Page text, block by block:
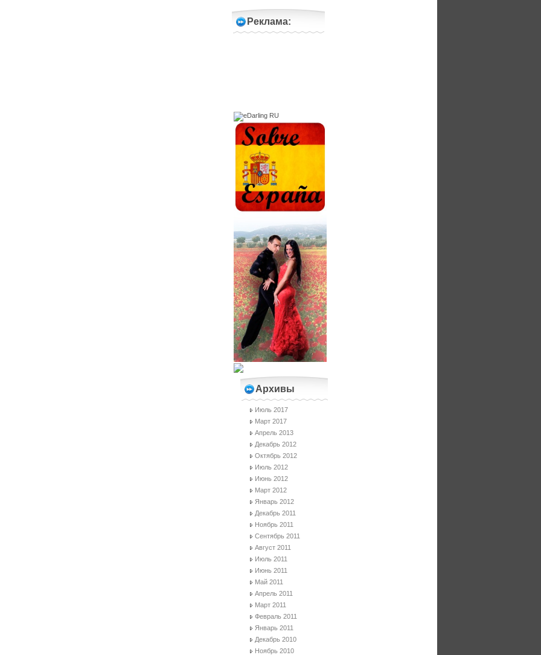
Реклама:
Архивы
Июль 2017
Март 2017
Апрель 2013
Декабрь 2012
Октябрь 2012
Июль 2012
Июнь 2012
Март 2012
Январь 2012
Декабрь 2011
Ноябрь 2011
Сентябрь 2011
Август 2011
Июль 2011
Июнь 2011
Май 2011
Апрель 2011
Март 2011
Февраль 2011
Январь 2011
Декабрь 2010
Ноябрь 2010